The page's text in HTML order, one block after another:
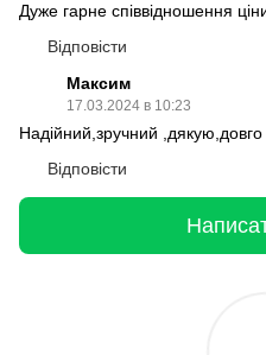
Дуже гарне співвідношення
Відповісти
Максим
17.03.2024 в 10:23
Надійний,зручний
Відповісти